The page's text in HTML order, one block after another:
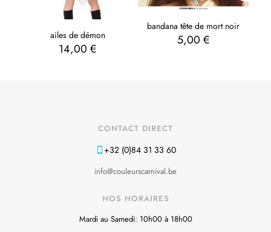
ailes de démon
14,00€
bandana tête de mort noir
5,00 €
CONTACT DIRECT
+32 (0)84 31 33 60
info@couleurscarnival.be
NOS HORAIRES
Mardi au Samedi: 10h00 à 18h00